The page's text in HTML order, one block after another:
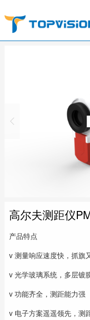
高尔夫测距仪
产品特点
v 测量响应速度快，抓旗
v 光学玻璃系统，多层镀
v 功能齐全，测距能力强
v 电子方案遥遥领先，测